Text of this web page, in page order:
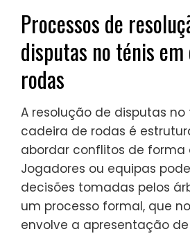
Processos de
disputas no ténis
rodas
A resolução de disputas no
cadeira de rodas é
abordar conflitos de forma
Jogadores ou equipas
decisões tomadas pelos
um processo formal, que
envolve a apresentação